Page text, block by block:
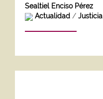
Sealtiel Enciso Pérez
Actualidad / Justicia